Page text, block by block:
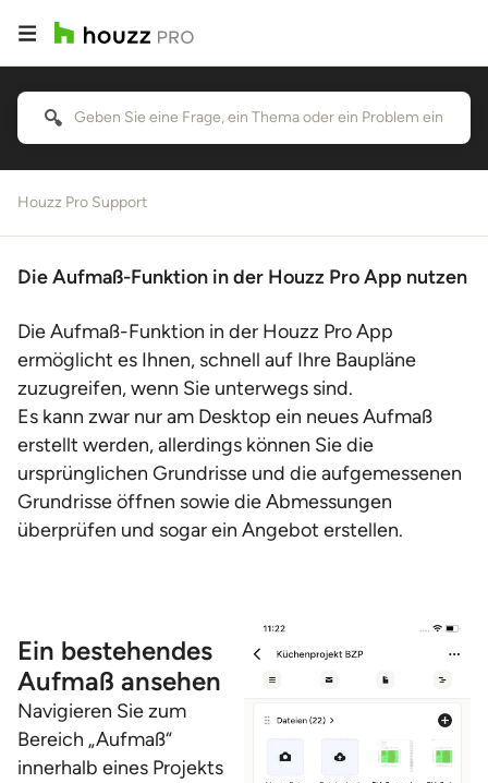
Houzz Pro Support
Die Aufmaß-Funktion in der Houzz Pro App nutzen
Die Aufmaß-Funktion in der Houzz Pro App
ermöglicht es Ihnen, schnell auf Ihre Baupläne
zuzugreifen, wenn Sie unterwegs sind.
Es kann zwar nur am Desktop ein neues Aufmaß
erstellt werden, allerdings können Sie die
ursprünglichen Grundrisse und die aufgemessenen
Grundrisse öffnen sowie die Abmessungen
überprüfen und sogar ein Angebot erstellen.
Ein bestehendes
Aufmaß ansehen
Navigieren Sie zum
Bereich „Aufmaß“
innerhalb eines Projekts